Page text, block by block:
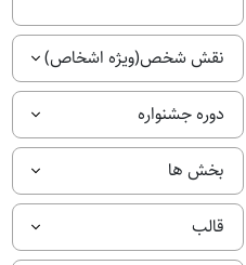
نقش شخص(ویژه اشخاص)
دوره جشنواره
بخش ها
قالب